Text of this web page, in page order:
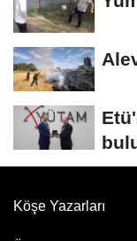
Köşe Yazarları